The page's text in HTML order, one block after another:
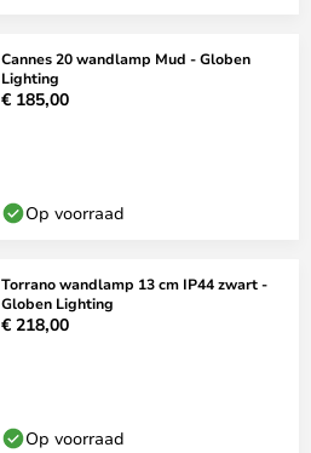
Cannes 20 wandlamp Mud - Globen
Lighting
€ 185,00
Op voorraad
Torrano wandlamp 13 cm IP44 zwart -
Globen Lighting
€ 218,00
Op voorraad